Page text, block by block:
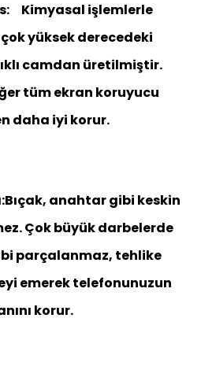
Kimyasal işlemlerle
yüksek derecedeki
camdan üretilmiştir.
tüm ekran koruyucu
daha iyi korur.
anahtar gibi keskin
Çok büyük darbelerde
parçalanmaz, tehlike
emerek telefonunuzun
korur.